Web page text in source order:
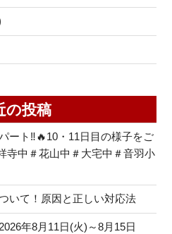
の投稿
ート‼🔥10・11日目の様子をご
寺中＃花山中＃大宅中＃音羽小
いて！原因と正しい対応法
年8月11日(火)～8月15日